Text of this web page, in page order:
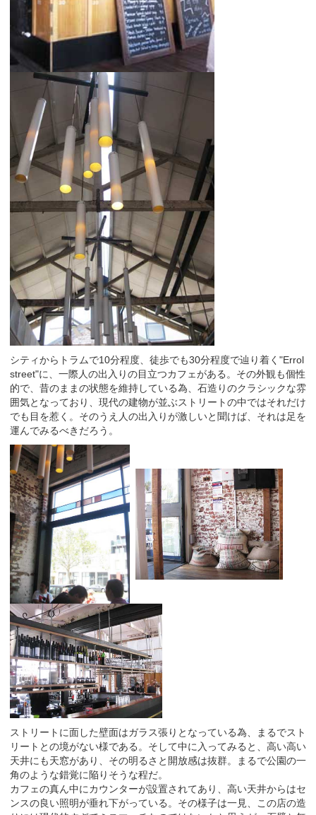
シティからトラムで10分程度、徒歩でも30分程度で辿り着く"Errol
street"に、一際人の出入りの目立つカフェがある。その外観も個性
的で、昔のままの状態を維持している為、石造りのクラシックな雰
囲気となっており、現代の建物が並ぶストリートの中ではそれだけ
でも目を惹く。そのうえ人の出入りが激しいと聞けば、それは足を
運んでみるべきだろう。
ストリートに面した壁面はガラス張りとなっている為、まるでスト
リートとの境がない様である。そして中に入ってみると、高い高い
天井にも天窓があり、その明るさと開放感は抜群。まるで公園の一
角のような錯覚に陥りそうな程だ。
カフェの真ん中にカウンターが設置されてあり、高い天井からはセ
ンスの良い照明が垂れ下がっている。その様子は一見、この店の造